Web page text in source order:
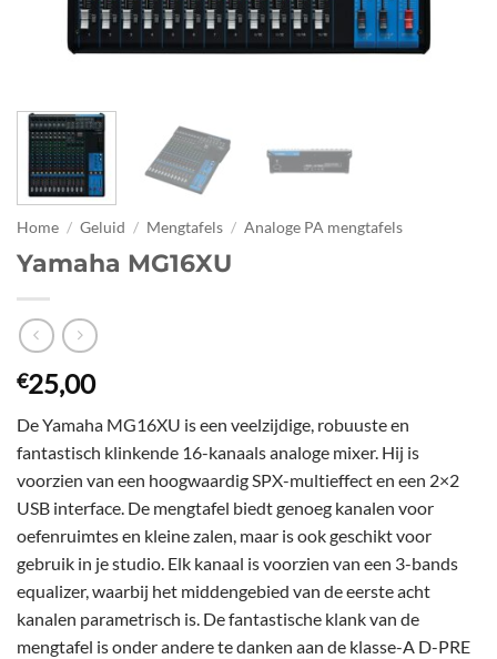
Home / Geluid / Mengtafels / Analoge PA mengtafels
Yamaha MG16XU
€25,00
De Yamaha MG16XU is een veelzijdige, robuuste en
fantastisch klinkende 16-kanaals analoge mixer. Hij is
voorzien van een hoogwaardig SPX-multieffect en een 2×2
USB interface. De mengtafel biedt genoeg kanalen voor
oefenruimtes en kleine zalen, maar is ook geschikt voor
gebruik in je studio. Elk kanaal is voorzien van een 3-bands
equalizer, waarbij het middengebied van de eerste acht
kanalen parametrisch is. De fantastische klank van de
mengtafel is onder andere te danken aan de klasse-A D-PRE